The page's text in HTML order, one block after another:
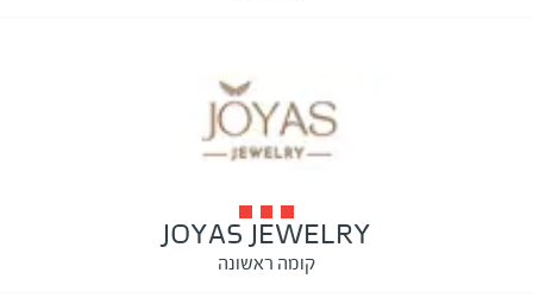
JOYAS JEWELRY
קומה ראשונה